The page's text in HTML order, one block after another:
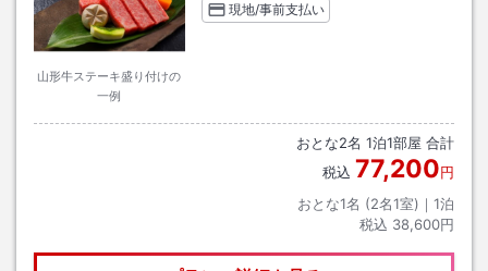
山形牛ステーキ盛り付けの
一例
現地/事前支払い
おとな2名 1泊1部屋 合計
税込 77,200円
おとな1名 (2名1室)｜ 1泊
税込 38,600円